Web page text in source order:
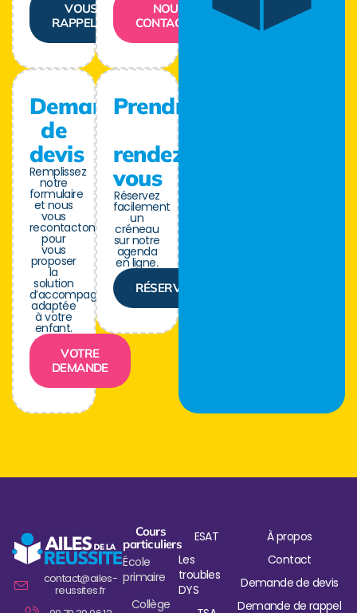
VOUS
RAPPELER
Demande
de
devis
Remplissez
notre
formulaire
et nous
vous
recontactons
pour
vous
proposer
la
solution
d’accompagnement
adaptée
à votre
enfant.
VOTRE
DEMANDE
NOUS
CONTACTER
Prendre
rendez-
vous
Réservez
facilement
un
créneau
sur notre
agenda
en ligne.
RÉSERVER
contact@ailes-
reussites.fr
Cours
particuliers
École
primaire
Collège
ESAT
Les
troubles
DYS
À propos
Contact
Demande de devis
Demande de rappel